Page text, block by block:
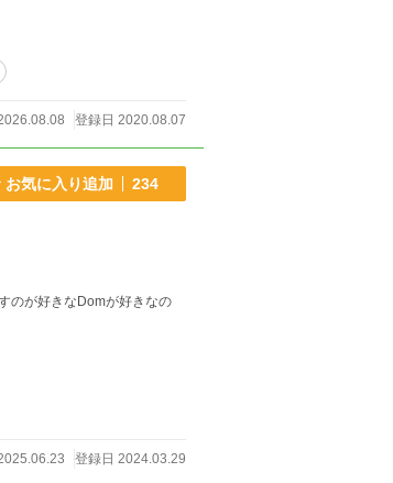
登録日 2020.08.07
お気に入り追加 234
登録日 2024.03.29